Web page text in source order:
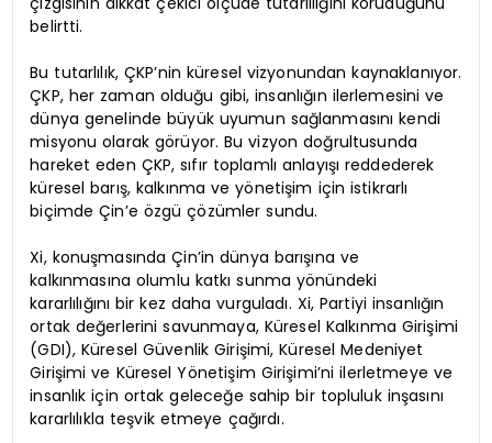
belirtti.
Bu tutarlılık, ÇKP’nin küresel vizyonundan kaynaklanıyor.
ÇKP, her zaman olduğu gibi, insanlığın ilerlemesini ve
dünya genelinde büyük uyumun sağlanmasını kendi
misyonu olarak görüyor. Bu vizyon doğrultusunda
hareket eden ÇKP, sıfır toplamlı anlayışı reddederek
küresel barış, kalkınma ve yönetişim için istikrarlı
biçimde Çin’e özgü çözümler sundu.
Xi, konuşmasında Çin’in dünya barışına ve
kalkınmasına olumlu katkı sunma yönündeki
kararlılığını bir kez daha vurguladı. Xi, Partiyi insanlığın
ortak değerlerini savunmaya, Küresel Kalkınma Girişimi
(GDI), Küresel Güvenlik Girişimi, Küresel Medeniyet
Girişimi ve Küresel Yönetişim Girişimi’ni ilerletmeye ve
insanlık için ortak geleceğe sahip bir topluluk inşasını
kararlılıkla teşvik etmeye çağırdı.